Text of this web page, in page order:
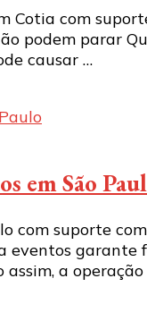
Cotia com
podem parar
causar …
em São
com suporte
eventos
a